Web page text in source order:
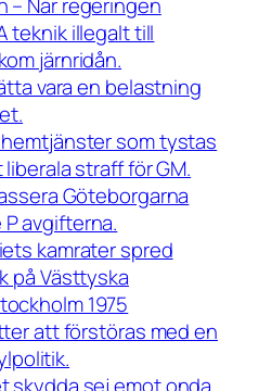
teknik illegalt till
järnridån.
vara en belastning
som tystas
straff för GM.
Göteborgarna
avgifterna.
kamrater spred
på Västtyska
1975
att förstöras med en
skydda sej emot onda